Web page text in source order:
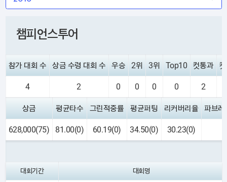
챔피언스투어
참가 대회 수 상금 수령 대회 수 우승 2위 3위 Top10 컷통과
4 2 0 0 0 0 2
상금 평균타수 그린적중률 평균퍼팅 리커버리율 파브레
628,000(75) 81.00(0) 60.19(0) 34.50(0) 30.23(0)
대회기간 대회명